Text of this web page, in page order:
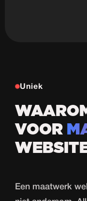
Uniek
VOOR
Een maatwerk